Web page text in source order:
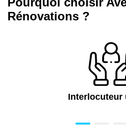
Rénovations ?
Interlocuteur